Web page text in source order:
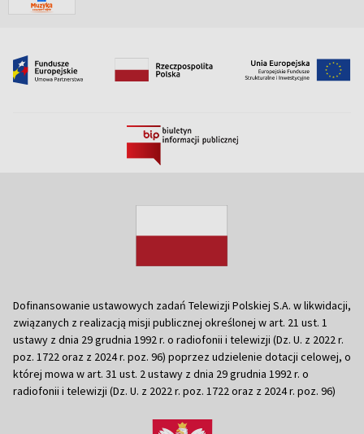
Dofinansowanie ustawowych zadań Telewizji Polskiej S.A. w likwidacji,
związanych z realizacją misji publicznej określonej w art. 21 ust. 1
ustawy z dnia 29 grudnia 1992 r. o radiofonii i telewizji (Dz. U. z 2022 r.
poz. 1722 oraz z 2024 r. poz. 96) poprzez udzielenie dotacji celowej, o
której mowa w art. 31 ust. 2 ustawy z dnia 29 grudnia 1992 r. o
radiofonii i telewizji (Dz. U. z 2022 r. poz. 1722 oraz z 2024 r. poz. 96)